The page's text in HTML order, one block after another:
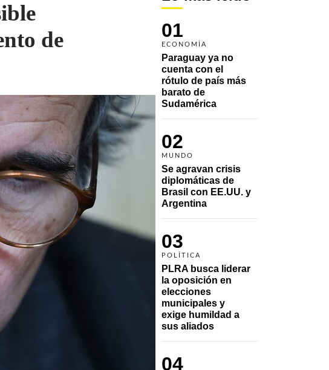
01
ECONOMÍA
Paraguay ya no
cuenta con el
rótulo de país más
barato de
Sudamérica
02
MUNDO
Se agravan crisis
diplomáticas de
Brasil con EE.UU. y
Argentina
03
POLÍTICA
PLRA busca liderar
la oposición en
elecciones
municipales y
exige humildad a
sus aliados
04
de